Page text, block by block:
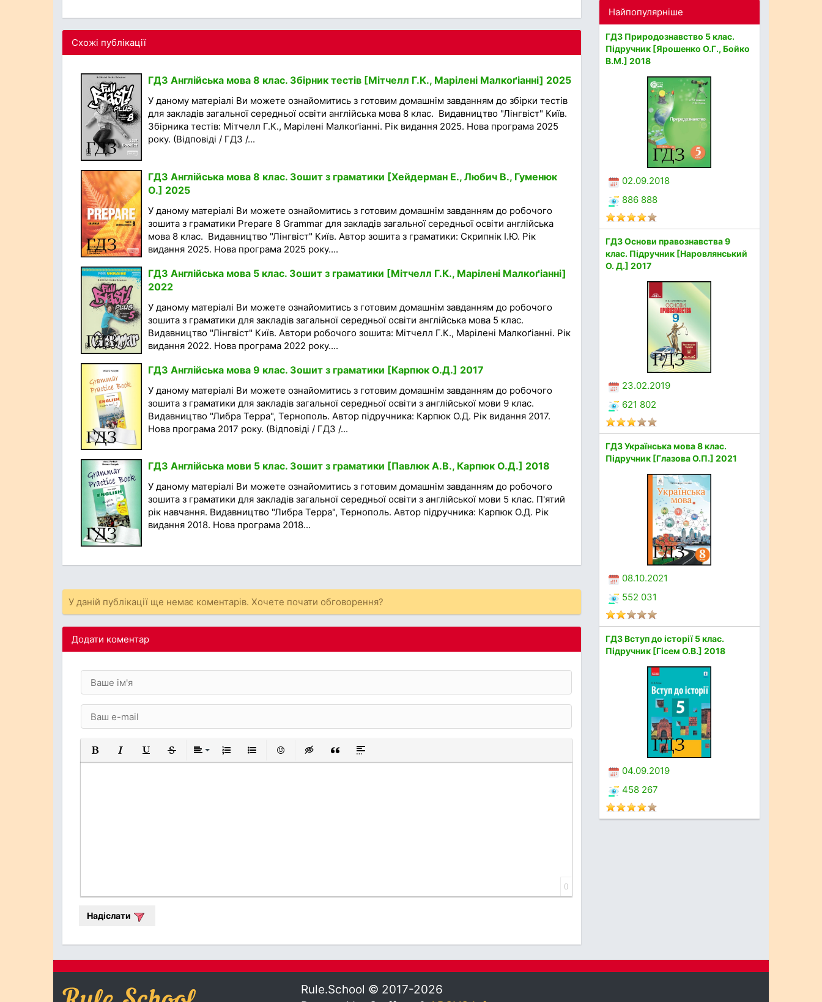
Схожі публікації
ГДЗ Англійська мова 8 клас. Збірник тестів [Мітчелл Г.К., Марілені Малкоґіанні] 2025
У даному матеріалі Ви можете ознайомитись з готовим домашнім завданням до збірки тестів
для закладів загальної середньої освіти англійська мова 8 клас. Видавництво "Лінгвіст" Київ.
Збірника тестів: Мітчелл Г.К., Марілені Малкоґіанні. Рік видання 2025. Нова програма 2025
року. (Відповіді / ГДЗ /...
ГДЗ Англійська мова 8 клас. Зошит з граматики [Хейдерман Е., Любич В., Гуменюк
О.] 2025
У даному матеріалі Ви можете ознайомитись з готовим домашнім завданням до робочого
зошита з граматики Prepare 8 Grammar для закладів загальної середньої освіти англійська
мова 8 клас. Видавництво "Лінгвіст" Київ. Автор зошита з граматики: Скрипнік І.Ю. Рік
видання 2025. Нова програма 2025 року....
ГДЗ Англійська мова 5 клас. Зошит з граматики [Мітчелл Г.К., Марілені Малкоґіанні]
2022
У даному матеріалі Ви можете ознайомитись з готовим домашнім завданням до робочого
зошита з граматики для закладів загальної середньої освіти англійська мова 5 клас.
Видавництво "Лінгвіст" Київ. Автори робочого зошита: Мітчелл Г.К., Марілені Малкоґіанні. Рік
видання 2022. Нова програма 2022 року....
ГДЗ Англійська мова 9 клас. Зошит з граматики [Карпюк О.Д.] 2017
У даному матеріалі Ви можете ознайомитись з готовим домашнім завданням до робочого
зошита з граматики для закладів загальної середньої освіти з англійської мови 9 клас.
Видавництво "Либра Терра", Тернополь. Автор підручника: Карпюк О.Д. Рік видання 2017.
Нова програма 2017 року. (Відповіді / ГДЗ /...
ГДЗ Англійська мови 5 клас. Зошит з граматики [Павлюк А.В., Карпюк О.Д.] 2018
У даному матеріалі Ви можете ознайомитись з готовим домашнім завданням до робочого
зошита з граматики для закладів загальної середньої освіти з англійської мови 5 клас. П'ятий
рік навчання. Видавництво "Либра Терра", Тернополь. Автор підручника: Карпюк О.Д. Рік
видання 2018. Нова програма 2018...
У даній публікації ще немає коментарів. Хочете почати обговорення?
Додати коментар
ЖирнийКурсивПідкреслений
ЗакресленийВирівнювання
Нумерований список
Маркований список
смайлиInsert hidden text
Insert QuoteInsert spoiler
0
Надіслати
Найпопулярніше
ГДЗ Природознавство 5 клас.
Підручник [Ярошенко О.Г., Бойко
В.М.] 2018
02.09.2018
886 888
ГДЗ Основи правознавства 9
клас. Підручник [Наровлянський
О. Д.] 2017
23.02.2019
621 802
ГДЗ Українська мова 8 клас.
Підручник [Глазова О.П.] 2021
08.10.2021
552 031
ГДЗ Вступ до історії 5 клас.
Підручник [Гісем О.В.] 2018
04.09.2019
458 267
Rule.School © 2017-2026